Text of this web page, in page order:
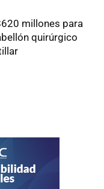
millones para
quirúrgico